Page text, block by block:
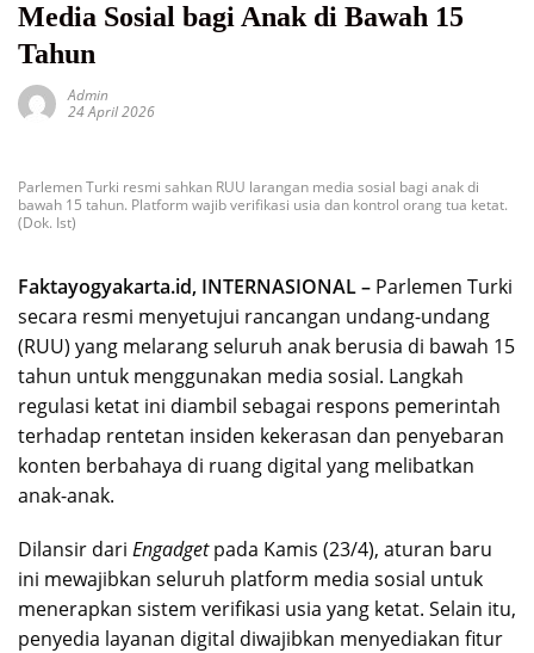
Media Sosial bagi Anak di Bawah 15
Tahun
Admin
24 April 2026
Parlemen Turki resmi sahkan RUU larangan media sosial bagi anak di
bawah 15 tahun. Platform wajib verifikasi usia dan kontrol orang tua ketat.
(Dok. Ist)
Faktayogyakarta.id, INTERNASIONAL – Parlemen Turki
secara resmi menyetujui rancangan undang-undang
(RUU) yang melarang seluruh anak berusia di bawah 15
tahun untuk menggunakan media sosial. Langkah
regulasi ketat ini diambil sebagai respons pemerintah
terhadap rentetan insiden kekerasan dan penyebaran
konten berbahaya di ruang digital yang melibatkan
anak-anak.
Dilansir dari Engadgetpada Kamis (23/4), aturan baru
ini mewajibkan seluruh platform media sosial untuk
menerapkan sistem verifikasi usia yang ketat. Selain itu,
penyedia layanan digital diwajibkan menyediakan fitur